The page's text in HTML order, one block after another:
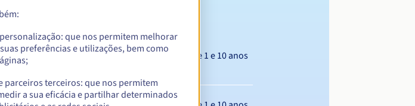
Entre 1 e 10 anos
que nos permitem melhorar
preferências e utilizações, bem como
parceiros terceiros: que nos permitem
a sua eficácia e partilhar determinados